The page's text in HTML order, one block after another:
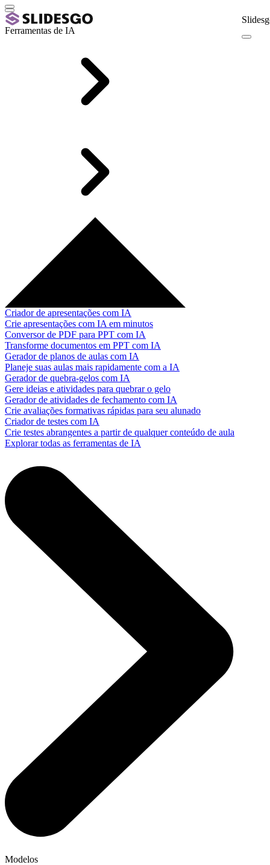
Ferramentas de IA
Criador de apresentações com IA
Crie apresentações com IA em minutos
Conversor de PDF para PPT com IA
Transforme documentos em PPT com IA
Gerador de planos de aulas com IA
Planeje suas aulas mais rapidamente com a IA
Gerador de quebra-gelos com IA
Gere ideias e atividades para quebrar o gelo
Gerador de atividades de fechamento com IA
Crie avaliações formativas rápidas para seu alunado
Criador de testes com IA
Crie testes abrangentes a partir de qualquer conteúdo de aula
Explorar todas as ferramentas de IA
Modelos